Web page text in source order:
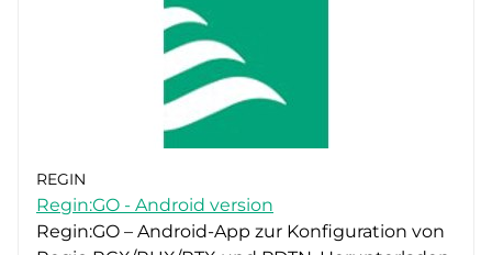
REGIN
Regin:GO - Android version
Regin:GO – Android-App zur Konfiguration von